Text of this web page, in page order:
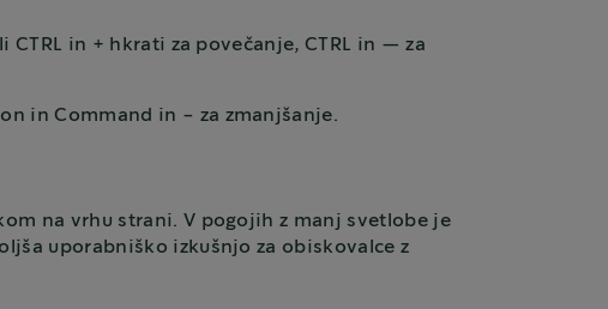
in + hkrati za povečanje, CTRL in — za
in Command in - za zmanjšanje.
na vrhu strani. V pogojih z manj svetlobe je
uporabniško izkušnjo za obiskovalce z